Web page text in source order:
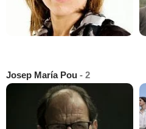
Josep María Pou - 2